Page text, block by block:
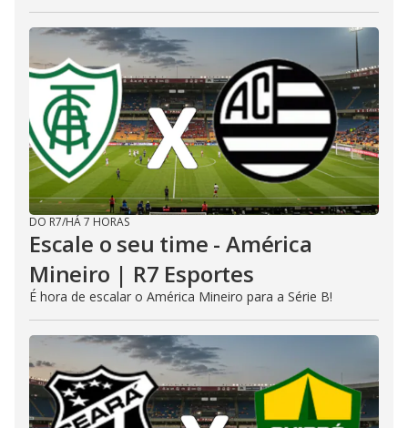
DO R7/HÁ 7 HORAS
Escale o seu time - América
Mineiro | R7 Esportes
É hora de escalar o América Mineiro para a Série B!